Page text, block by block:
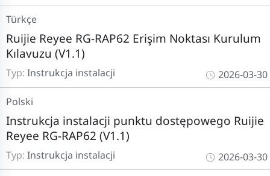
Typ: Instrukcja instalacji
Ruijie Reyee RG-RAP62 Erişim Noktası Kurulum
Kılavuzu (V1.1)
Türkçe
2026-03-30
Typ: Instrukcja instalacji
Instrukcja instalacji punktu dostępowego Ruijie
Reyee RG-RAP62 (V1.1)
Polski
2026-03-30